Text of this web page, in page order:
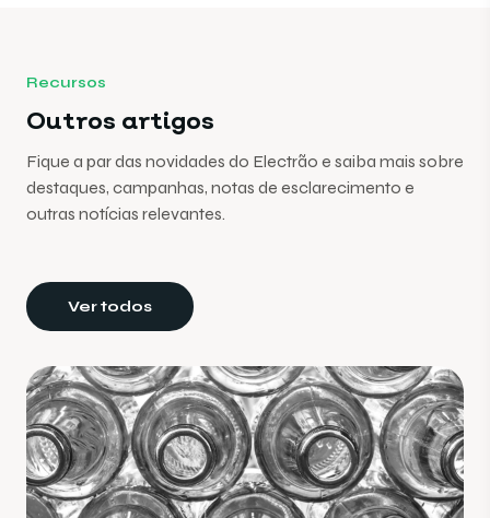
Recursos
Outros artigos
Fique a par das novidades do Electrão e saiba mais sobre
destaques, campanhas, notas de esclarecimento e
outras notícias relevantes.
Ver todos